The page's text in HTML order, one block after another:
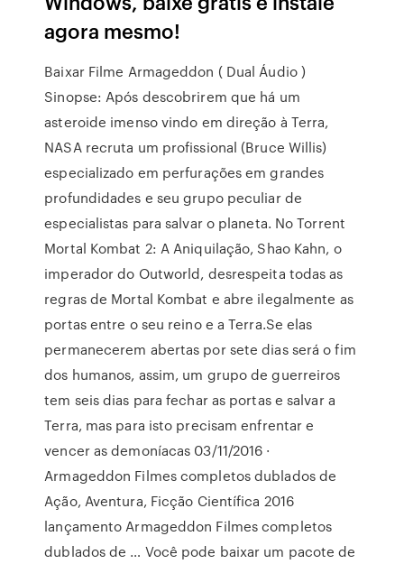
agora mesmo!
Baixar Filme Armageddon ( Dual Áudio )
Sinopse: Após descobrirem que há um
asteroide imenso vindo em direção à Terra,
NASA recruta um profissional (Bruce Willis)
especializado em perfurações em grandes
profundidades e seu grupo peculiar de
especialistas para salvar o planeta. No Torrent
Mortal Kombat 2: A Aniquilação, Shao Kahn, o
imperador do Outworld, desrespeita todas as
regras de Mortal Kombat e abre ilegalmente as
portas entre o seu reino e a Terra.Se elas
permanecerem abertas por sete dias será o fim
dos humanos, assim, um grupo de guerreiros
tem seis dias para fechar as portas e salvar a
Terra, mas para isto precisam enfrentar e
vencer as demoníacas 03/11/2016 ·
Armageddon Filmes completos dublados de
Ação, Aventura, Ficção Científica 2016
lançamento Armageddon Filmes completos
dublados de … Você pode baixar um pacote de